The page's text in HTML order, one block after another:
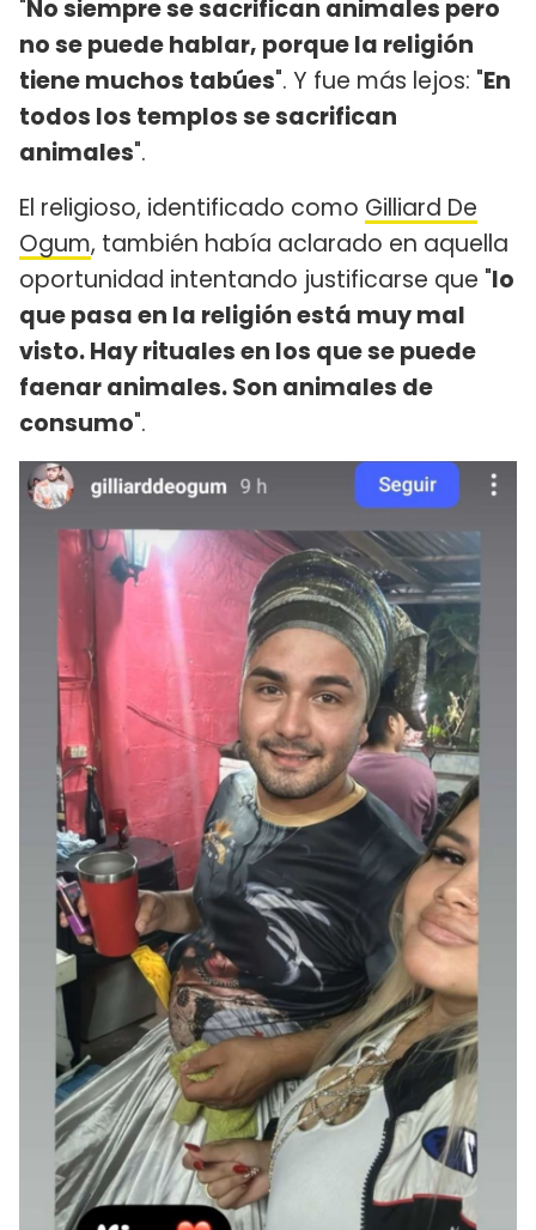
"No siempre se sacrifican animales pero
no se puede hablar, porque la religión
tiene muchos tabúes". Y fue más lejos: "En
todos los templos se sacrifican
animales".
El religioso, identificado como Gilliard De
Ogum, también había aclarado en aquella
oportunidad intentando justificarse que "lo
que pasa en la religión está muy mal
visto. Hay rituales en los que se puede
faenar animales. Son animales de
consumo".